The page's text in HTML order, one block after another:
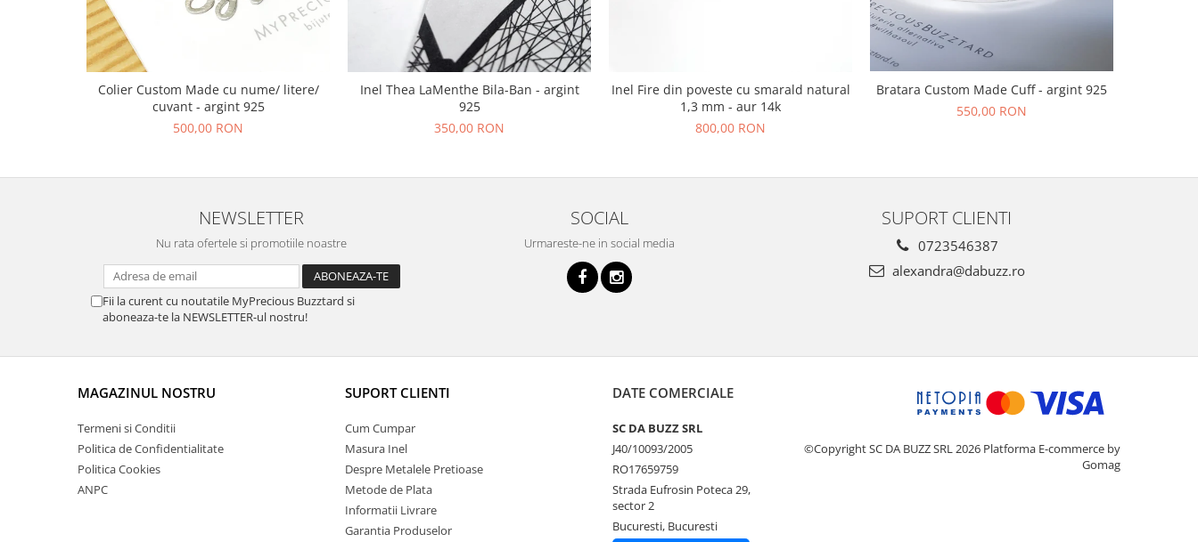
Colier Custom Made cu nume/ litere/
cuvant - argint 925
500,00 RON
Inel Thea LaMenthe Bila-Ban - argint
925
350,00 RON
Inel Fire din poveste cu smarald natural
1,3 mm - aur 14k
800,00 RON
Bratara Custom Made Cuff - argint 925
550,00 RON
NEWSLETTER
Nu rata ofertele si promotiile noastre
Fii la curent cu noutatile MyPrecious Buzztard si
aboneaza-te la NEWSLETTER-ul nostru!
SOCIAL
Urmareste-ne in social media
SUPORT CLIENTI
0723546387
alexandra@dabuzz.ro
MAGAZINUL NOSTRU
Termeni si Conditii
Politica de Confidentialitate
Politica Cookies
ANPC
SUPORT CLIENTI
Cum Cumpar
Masura Inel
Despre Metalele Pretioase
Metode de Plata
Informatii Livrare
Garantia Produselor
DATE COMERCIALE
SC DA BUZZ SRL
J40/10093/2005
RO17659759
Strada Eufrosin Poteca 29,
sector 2
Bucuresti, Bucuresti
©Copyright SC DA BUZZ SRL 2026 Platforma E-commerce by
Gomag